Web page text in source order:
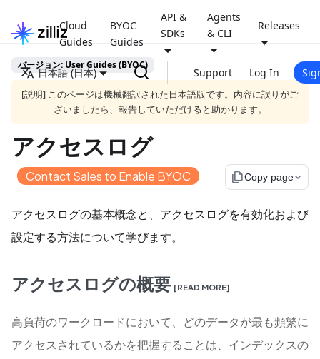
Cloud
Guides
BYOC
Guides
API &
SDKs
Agents
& CLI
Releases
日本語 (日本) Support Log In
バージョン: User Guides (BYOC)
[説明] このページは機械翻訳された日本語版です。内容に誤りがご
ざいましたら、報告していただけると助かります。
アクセスログ
Contact Sales to Enable BYOC file_copyCopy page
アクセスログの基本概念と、アクセスログを有効化および
設定する方法について学びます。
アクセスログの概要 [READ MORE]
高負荷のワークロードにおいて、どのデータが最も頻繁に
アクセスされているかを把握することは、インデックスの